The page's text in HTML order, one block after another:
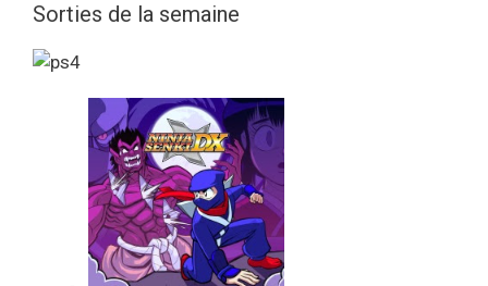
Sorties de la semaine